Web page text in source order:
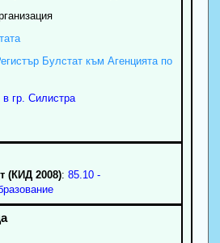
Булстат към Агенцията по
гр. Силистра
(КИД 2008): 85.10 -